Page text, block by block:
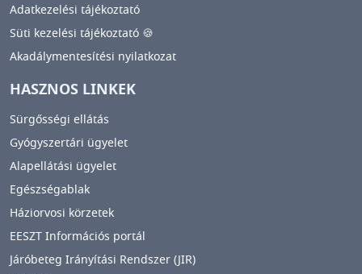
Adatkezelési tájékoztató
Süti kezelési tájékoztató 🍪
Akadálymentesítési nyilatkozat
HASZNOS LINKEK
Sürgősségi ellátás
Gyógyszertári ügyelet
Alapellátási ügyelet
Egészségablak
Háziorvosi körzetek
EESZT Információs portál
Járóbeteg Irányítási Rendszer (JIR)